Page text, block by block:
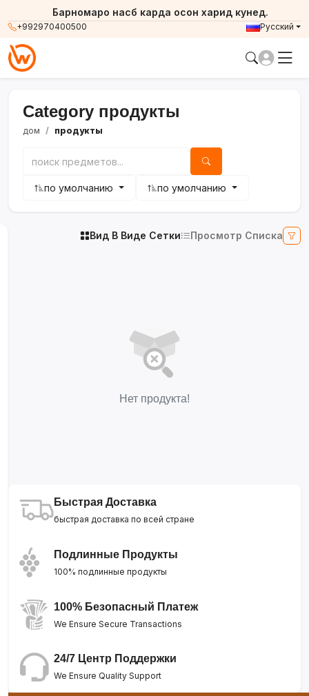
+992970400500
Барномаро насб карда осон харид кунед.
Русский
Category продукты
дом продукты
по умолчанию по умолчанию
Вид В Виде Сетки Просмотр Списка
Нет продукта!
Быстрая Доставка
быстрая доставка по всей стране
Подлинные Продукты
100% подлинные продукты
100% Безопасный Платеж
We Ensure Secure Transactions
24/7 Центр Поддержки
We Ensure Quality Support